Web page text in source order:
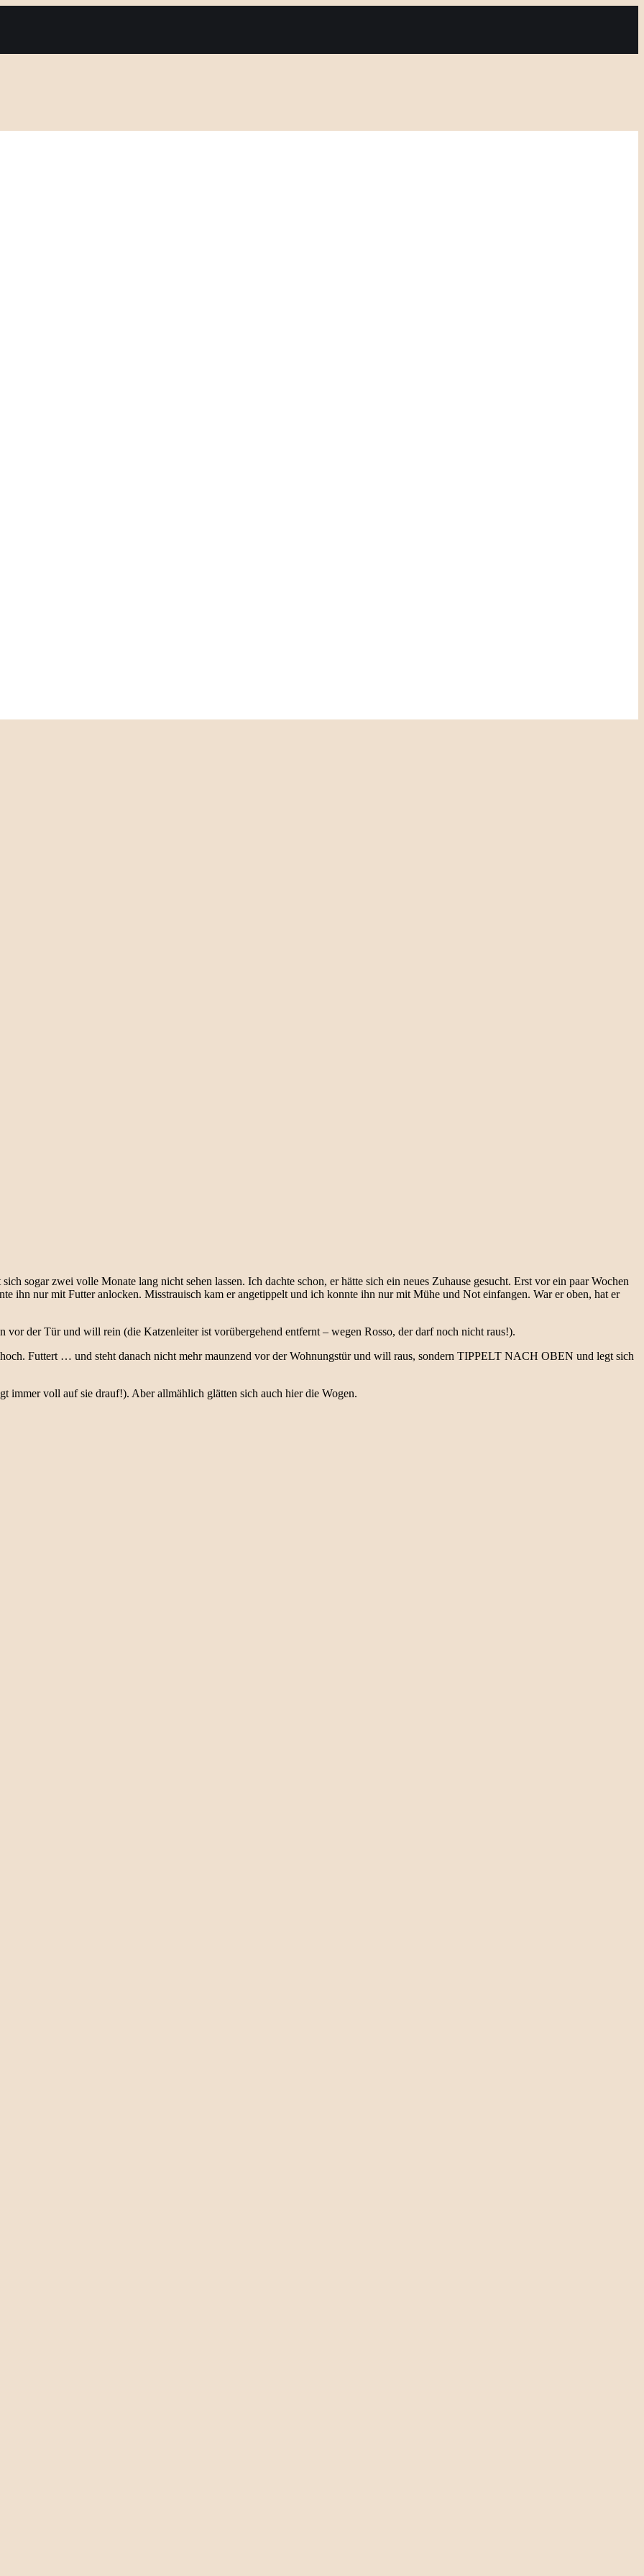
sogar zwei volle Monate lang nicht sehen lassen. Ich dachte schon, er hätte sich ein neues Zuhause gesucht. Erst vor ein paar Wochen
ihn nur mit Futter anlocken. Misstrauisch kam er angetippelt und ich konnte ihn nur mit Mühe und Not einfangen. War er oben, hat er
vor der Tür und will rein (die Katzenleiter ist vorübergehend entfernt – wegen Rosso, der darf noch nicht raus!).
Futtert … und steht danach nicht mehr maunzend vor der Wohnungstür und will raus, sondern TIPPELT NACH OBEN und legt sich
immer voll auf sie drauf!). Aber allmählich glätten sich auch hier die Wogen.